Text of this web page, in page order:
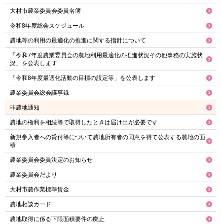
大村市農業委員会委員名簿
令和8年度総会スケジュール
農地等の利用の最適化の推進に関する指針について
「令和7年度農業委員会の農地利用最適化の推進状況その他事務の実施状
況」を公表します
「令和8年度最適化活動の目標の設定等」を公表します
農業委員会総会議事録
非農地通知
農地の権利を相続等で取得したときは届け出が必要です
新規参入者への貸付等について農地所有者の同意を得て公表する農地の面
積
農業委員会委員決定のお知らせ
農業委員会だより
大村市農作業標準賃金
農地相談カード
農地取得に係る下限面積要件の廃止